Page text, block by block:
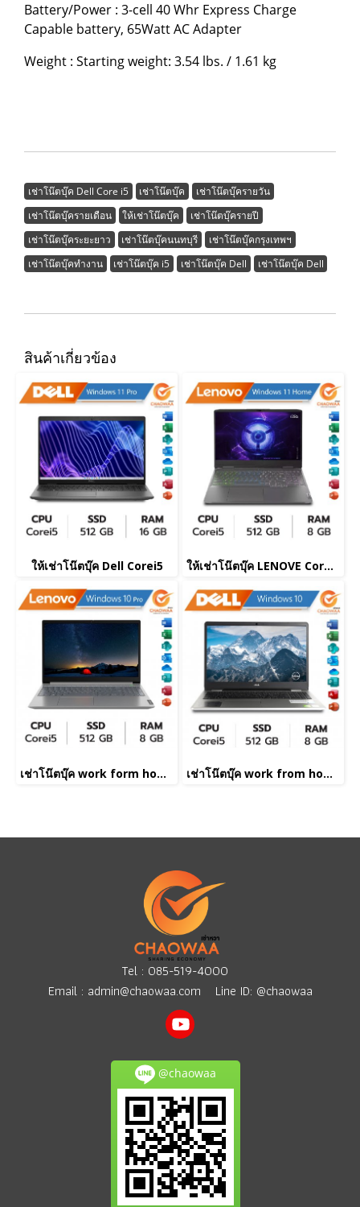
Battery/Power : 3-cell 40 Whr Express Charge
Capable battery, 65Watt AC Adapter
Weight : Starting weight: 3.54 lbs. / 1.61 kg
เช่าโน๊ตบุ๊ค Dell Core i5 เช่าโน๊ตบุ๊ค
เช่าโน๊ตบุ๊ครายวัน
เช่าโน๊ตบุ๊ครายเดือน
ให้เช่าโน๊ตบุ๊ค
เช่าโน๊ตบุ๊ครายปี
เช่าโน๊ตบุ๊คระยะยาว
เช่าโน๊ตบุ๊คนนทบุรี
เช่าโน๊ตบุ๊คกรุงเทพฯ
เช่าโน๊ตบุ๊คทำงาน
เช่าโน๊ตบุ๊ค i5 เช่าโน๊ตบุ๊ค Dell เช่าโน๊ตบุ๊ค Dell
สินค้าเกี่ยวข้อง
ให้เช่าโน๊ตบุ๊ค Dell Corei5 ให้เช่าโน๊ตบุ๊ค LENOVE Corei5
เช่าโน๊ตบุ๊ค work form home เช่าโน๊ตบุ๊ค work from home
Tel : 085-519-4000
Email : admin@chaowaa.com Line ID: @chaowaa
@chaowaa